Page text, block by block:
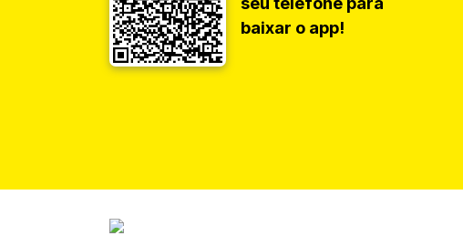
baixar o app!